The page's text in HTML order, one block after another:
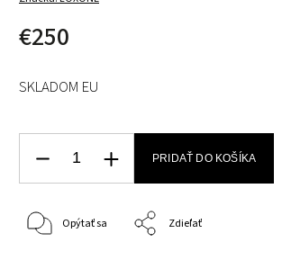
€250
SKLADOM EU
PRIDAŤ DO KOŠÍKA
Opýtať sa Zdieľať